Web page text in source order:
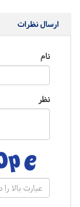
ارسال نظرات
نام
نظر